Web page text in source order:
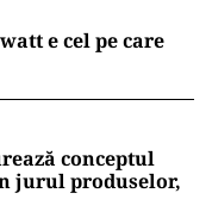
e cel pe care
conceptul
jurul produselor,